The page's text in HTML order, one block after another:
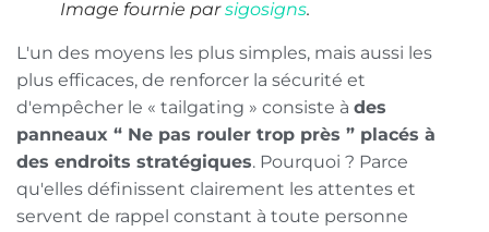
Image fournie parsigosigns.
L'un des moyens les plus simples, mais aussi les
plus efficaces, de renforcer la sécurité et
d'empêcher le « tailgating » consiste à des
panneaux “ Ne pas rouler trop près ” placés à
des endroits stratégiques. Pourquoi ? Parce
qu'elles définissent clairement les attentes et
servent de rappel constant à toute personne